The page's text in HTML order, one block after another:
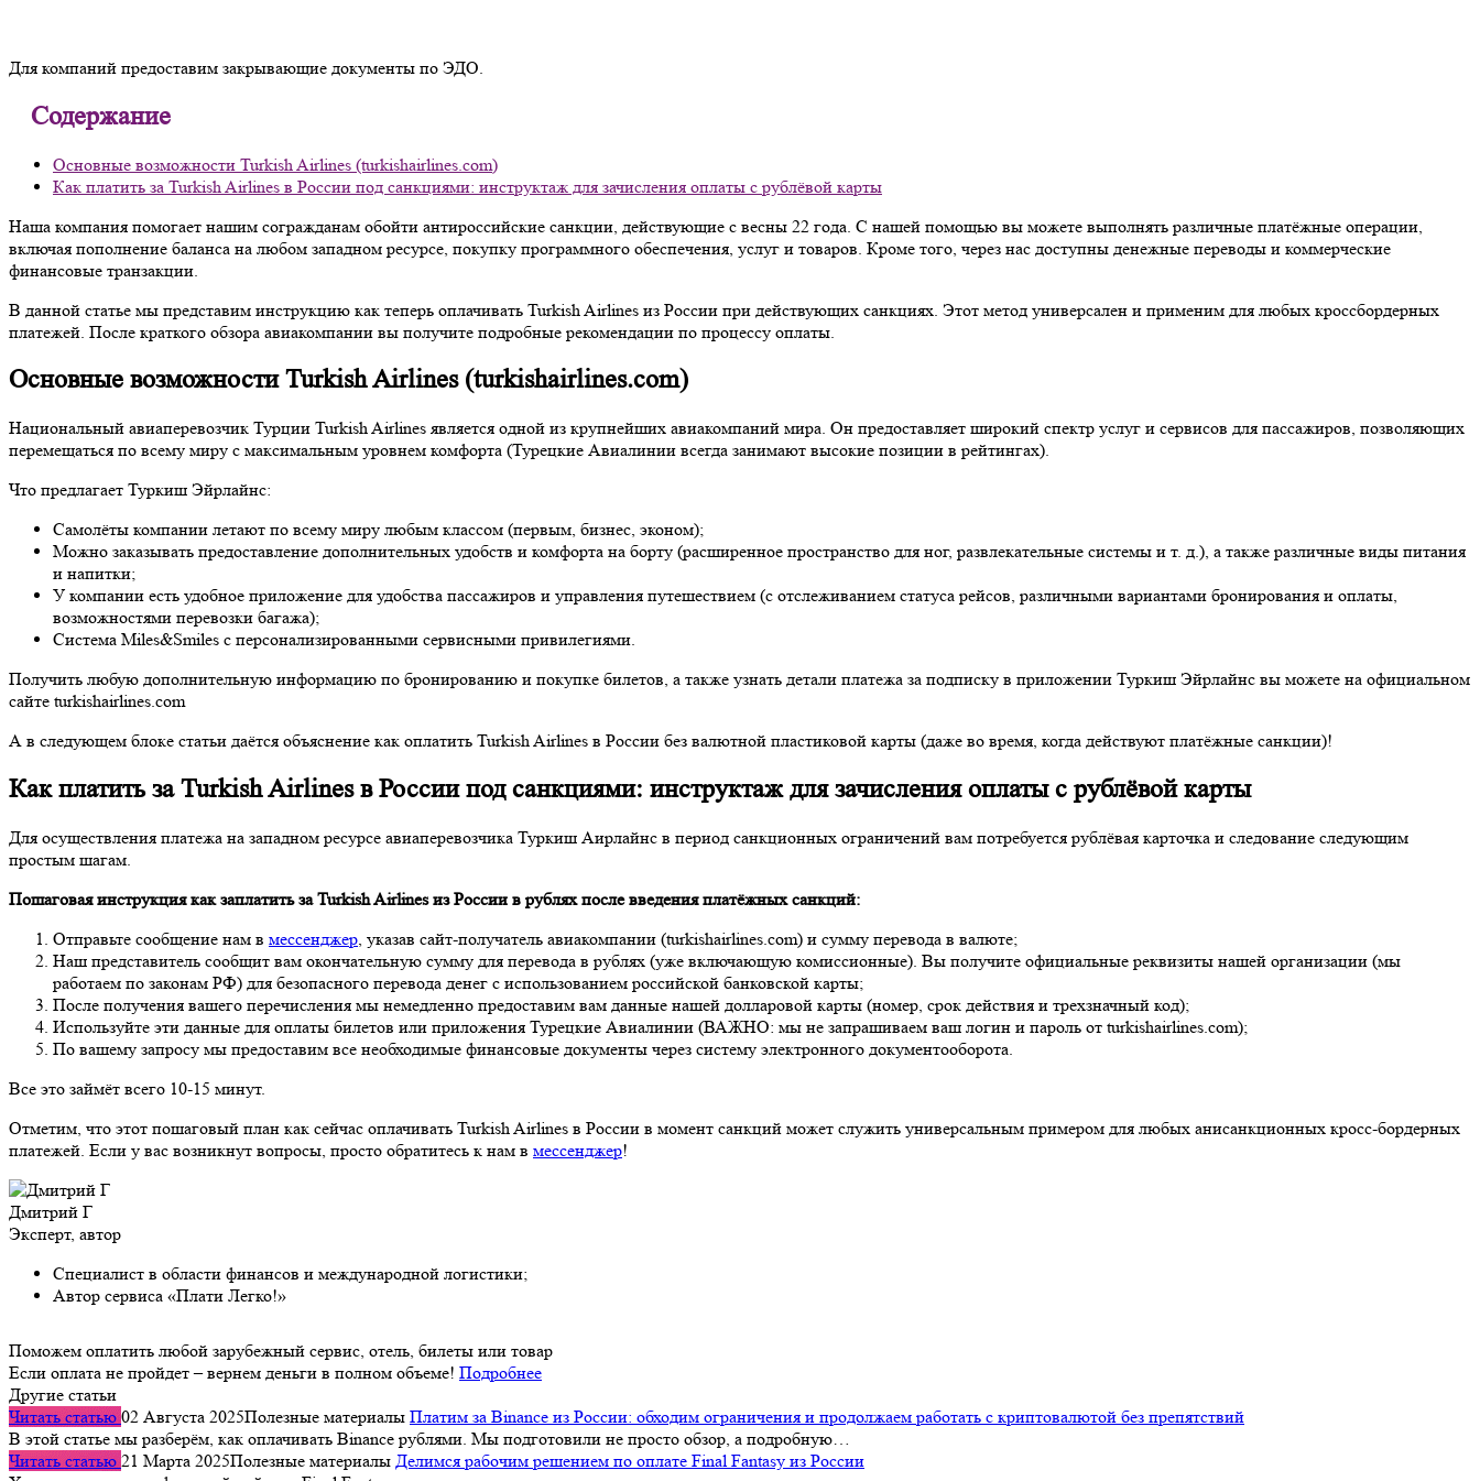
Для компаний предоставим закрывающие документы по ЭДО.
Содержание
Основные возможности Turkish Airlines (turkishairlines.com)
Как платить за Turkish Airlines в России под санкциями: инструктаж для зачисления оплаты с рублёвой карты
Наша компания помогает нашим согражданам обойти антироссийские санкции, действующие с весны 22 года. С нашей помощью вы можете выполнять различные платёжные операции,
включая пополнение баланса на любом западном ресурсе, покупку программного обеспечения, услуг и товаров. Кроме того, через нас доступны денежные переводы и коммерческие
финансовые транзакции.
В данной статье мы представим инструкцию как теперь оплачивать Turkish Airlines из России при действующих санкциях. Этот метод универсален и применим для любых кроссбордерных
платежей. После краткого обзора авиакомпании вы получите подробные рекомендации по процессу оплаты.
Основные возможности Turkish Airlines (turkishairlines.com)
Национальный авиаперевозчик Турции Turkish Airlines является одной из крупнейших авиакомпаний мира. Он предоставляет широкий спектр услуг и сервисов для пассажиров, позволяющих
перемещаться по всему миру с максимальным уровнем комфорта (Турецкие Авиалинии всегда занимают высокие позиции в рейтингах).
Что предлагает Туркиш Эйрлайнс:
Самолёты компании летают по всему миру любым классом (первым, бизнес, эконом);
Можно заказывать предоставление дополнительных удобств и комфорта на борту (расширенное пространство для ног, развлекательные системы и т. д.), а также различные виды питания
и напитки;
У компании есть удобное приложение для удобства пассажиров и управления путешествием (с отслеживанием статуса рейсов, различными вариантами бронирования и оплаты,
возможностями перевозки багажа);
Система Miles&Smiles с персонализированными сервисными привилегиями.
Получить любую дополнительную информацию по бронированию и покупке билетов, а также узнать детали платежа за подписку в приложении Туркиш Эйрлайнс вы можете на официальном
сайте turkishairlines.com
А в следующем блоке статьи даётся объяснение как оплатить Turkish Airlines в России без валютной пластиковой карты (даже во время, когда действуют платёжные санкции)!
Как платить за Turkish Airlines в России под санкциями: инструктаж для зачисления оплаты с рублёвой карты
Для осуществления платежа на западном ресурсе авиаперевозчика Туркиш Аирлайнс в период санкционных ограничений вам потребуется рублёвая карточка и следование следующим
простым шагам.
Пошаговая инструкция как заплатить за Turkish Airlinesиз России в рублях после введения платёжных санкций:
Отправьте сообщение нам в мессенджер, указав сайт-получатель авиакомпании (turkishairlines.com) и сумму перевода в валюте;
Наш представитель сообщит вам окончательную сумму для перевода в рублях (уже включающую комиссионные). Вы получите официальные реквизиты нашей организации (мы
работаем по законам РФ) для безопасного перевода денег с использованием российской банковской карты;
После получения вашего перечисления мы немедленно предоставим вам данные нашей долларовой карты (номер, срок действия и трехзначный код);
Используйте эти данные для оплаты билетов или приложения Турецкие Авиалинии (ВАЖНО: мы не запрашиваем ваш логин и пароль от turkishairlines.com);
По вашему запросу мы предоставим все необходимые финансовые документы через систему электронного документооборота.
Все это займёт всего 10-15 минут.
Отметим, что этот пошаговый план как сейчас оплачивать Turkish Airlines в России в момент санкций может служить универсальным примером для любых анисанкционных кросс-бордерных
платежей. Если у вас возникнут вопросы, просто обратитесь к нам в мессенджер!
Дмитрий Г
Эксперт, автор
Специалист в области финансов и международной логистики;
Автор сервиса «Плати Легко!»
Поможем оплатить любой зарубежный сервис, отель, билеты или товар
Если оплата не пройдет – вернем деньги в полном объеме! Подробнее
Другие статьи
Читать статью 02 Августа 2025Полезные материалы Платим за Binance из России: обходим ограничения и продолжаем работать с криптовалютой без препятствий
В этой статье мы разберём, как оплачивать Binance рублями. Мы подготовили не просто обзор, а подробную…
Читать статью 21 Марта 2025Полезные материалы Делимся рабочим решением по оплате Final Fantasy из России